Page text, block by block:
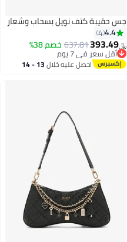
جس حقيبة كتف نويل بسحاب وشعار
4.4
4
﷼‏393.49
637.81خصم 38%
أقل سعر في 7 يوم
أقل سعر في 7 يوماحصل عليه خلال 13 - 14